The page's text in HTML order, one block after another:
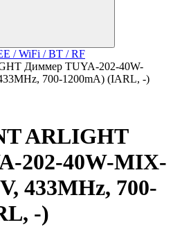
/ WiFi / BT / RF
Диммер TUYA-202-40W-
700-1200mA) (IARL, -)
ARLIGHT
202-40W-MIX-
433MHz, 700-
-)